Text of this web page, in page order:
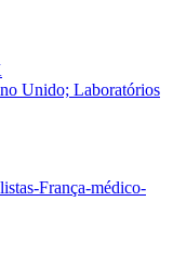
Unido; Laboratórios
França-médico-